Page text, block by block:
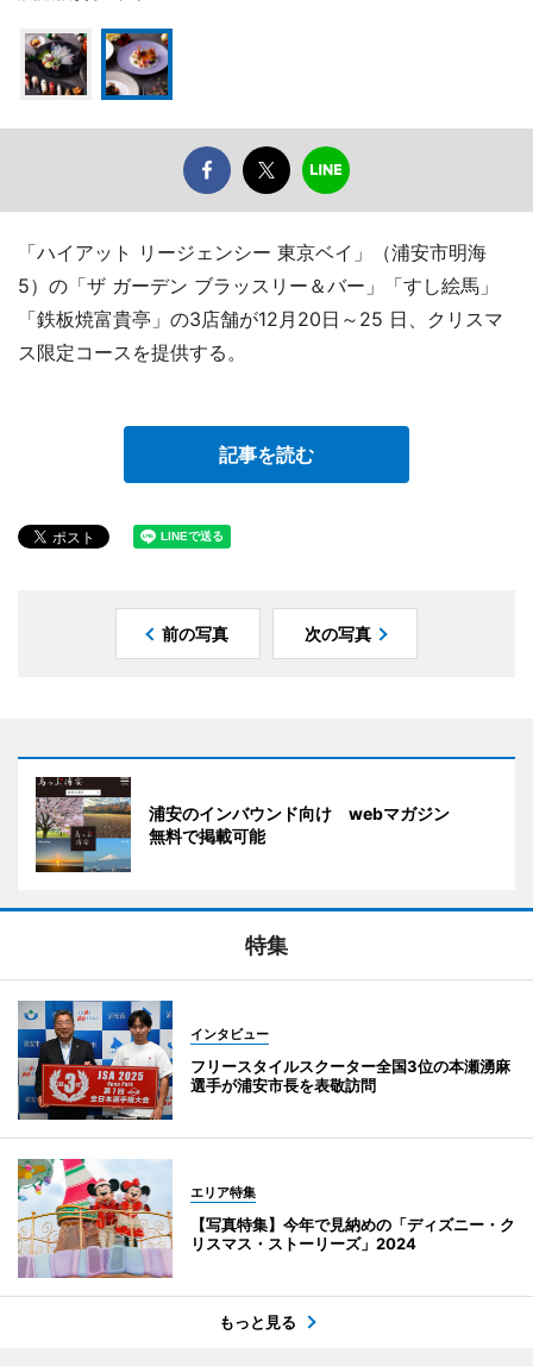
「ハイアット リージェンシー 東京ベイ」（浦安市明海
5）の「ザ ガーデン ブラッスリー＆バー」「すし絵馬」
「鉄板焼富貴亭」の3店舗が12月20日～25 日、クリスマ
ス限定コースを提供する。
記事を読む
前の写真 次の写真
浦安のインバウンド向け webマガジン
無料で掲載可能
特集
インタビュー
フリースタイルスクーター全国3位の本瀬湧麻
選手が浦安市長を表敬訪問
エリア特集
【写真特集】今年で見納めの「ディズニー・ク
リスマス・ストーリーズ」2024
もっと見る